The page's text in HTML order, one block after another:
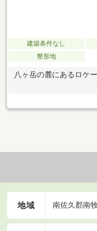
建築条件なし
整形地
八ヶ岳の麓にあるロケ
地域 南佐久郡南